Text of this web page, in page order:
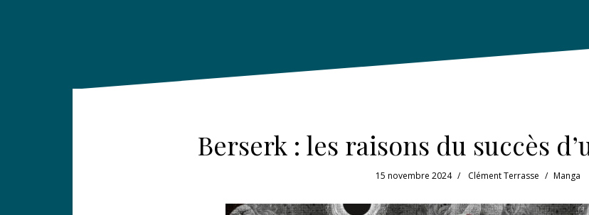
Berserk : les raisons du succès
15 novembre 2024 Clément Terrasse Manga